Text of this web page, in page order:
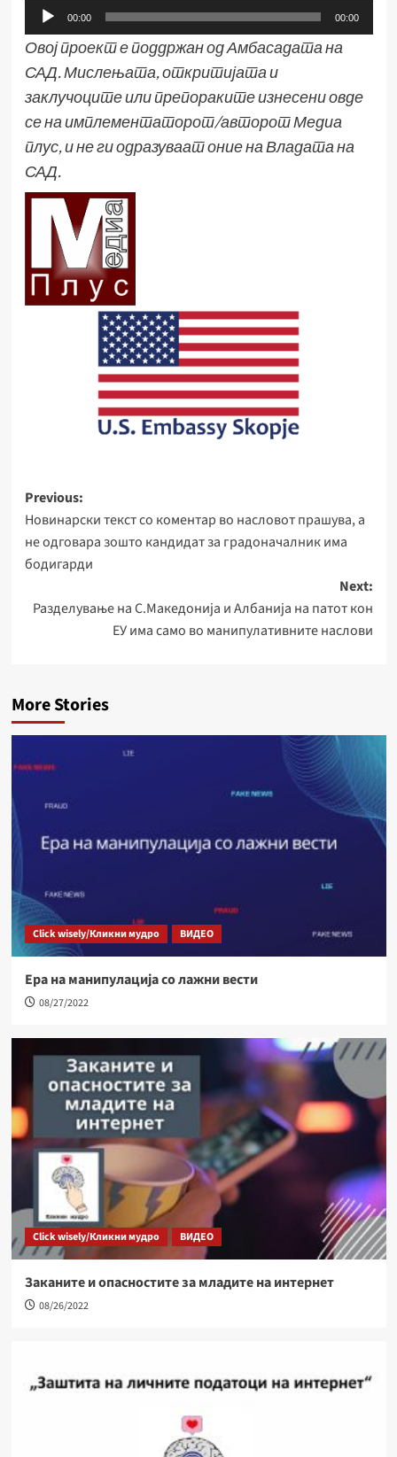
Аудио
плејер
00:00 00:00
Овој проект е поддржан од Амбасадата на
САД. Мислењата, откритијата и
заклучоците или препораките изнесени овде
се на имплементаторот/авторот Медиа
плус, и не ги одразуваат оние на Владата на
САД.
Post
navigation
Previous:
Новинарски текст со коментар во насловот прашува, а
не одговара зошто кандидат за градоначалник има
бодигарди
Next:
Разделување на С.Македонија и Албанија на патот кон
ЕУ има само во манипулативните наслови
More Stories
Click wisely/Кликни мудро ВИДЕО
Ера на манипулација со лажни вести
08/27/2022
Click wisely/Кликни мудро ВИДЕО
Заканите и опасностите за младите на интернет
08/26/2022